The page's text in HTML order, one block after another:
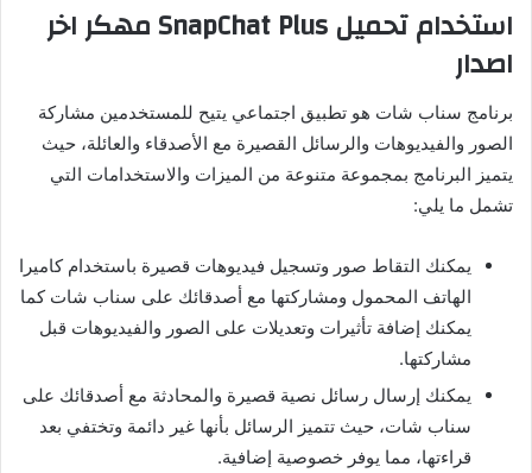
استخدام تحميل مهكر اخر
اصدار
برنامج سناب شات هو تطبيق اجتماعي يتيح للمستخدمين مشاركة
الصور والفيديوهات والرسائل القصيرة مع الأصدقاء والعائلة، حيث
يتميز البرنامج بمجموعة متنوعة من الميزات والاستخدامات التي
تشمل ما يلي:
يمكنك التقاط صور وتسجيل فيديوهات قصيرة باستخدام كاميرا
الهاتف المحمول ومشاركتها مع أصدقائك على سناب شات كما
يمكنك إضافة تأثيرات وتعديلات على الصور والفيديوهات قبل
مشاركتها.
يمكنك إرسال رسائل نصية قصيرة والمحادثة مع أصدقائك على
سناب شات، حيث تتميز الرسائل بأنها غير دائمة وتختفي بعد
قراءتها، مما يوفر خصوصية إضافية.